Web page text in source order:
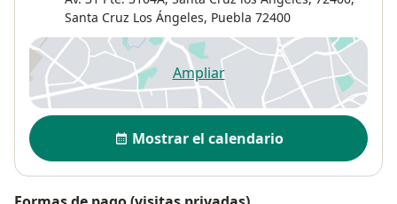
Santa Cruz Los Ángeles, Puebla 72400
Ampliarse abre en una nueva
Disponibilidad
Mostrar el calendario